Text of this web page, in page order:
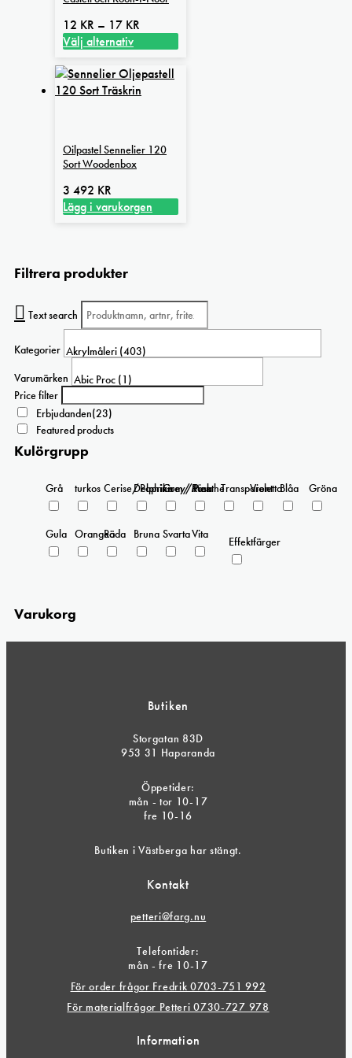
olika
alternativen
kan
på
produktsidan
12 KR – 17 KR
17 kr
Välj alternativ
här
produkten
De
olika
alternativen
kan
Oilpastel Sennelier 120
Sort Woodenbox
3 492 KR
Lägg i varukorgen
Filtrera produkter
Text search
Kategorier
Varumärken
Price filter
Erbjudanden(23)
Featured products
Kulörgrupp
Grå turkos Cerise/Paprika
Delphinium/Menthe
Grey/Pink
Rosa Transparent
ViolettaBlåa Gröna
Gula OrangeaRöda Bruna SvartaVita
Effektfärger
Varukorg
Butiken
Storgatan 83D
953 31 Haparanda
Öppetider:
mån - tor 10-17
fre 10-16
Butiken i Västberga har stängt.
Kontakt
petteri@farg.nu
Telefontider:
mån - fre 10-17
För order frågor Fredrik 0703-751 992
För materialfrågor Petteri 0730-727 978
Information